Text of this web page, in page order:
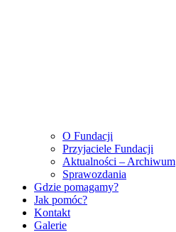
O Fundacji
Przyjaciele Fundacji
Aktualności – Archiwum
Sprawozdania
Gdzie pomagamy?
Jak pomóc?
Kontakt
Galerie